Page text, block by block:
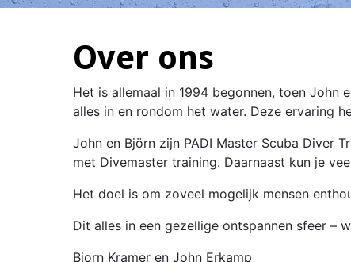
Over ons
Het is allemaal in 1994 begonnen, toen John
alles in en rondom het water. Deze ervaring
John en Björn zijn PADI Master Scuba Diver
met Divemaster training. Daarnaast kun je
Het doel is om zoveel mogelijk mensen
Dit alles in een gezellige ontspannen sfeer –
Bjorn Kramer en John Erkamp